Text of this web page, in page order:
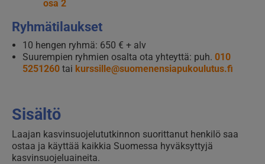
osa 2
Ryhmätilaukset
10 hengen ryhmä: 650 € + alv
Suurempien ryhmien osalta ota yhteyttä: puh. 010
5251260tai kurssille@suomenensiapukoulutus.fi
Sisältö
Laajan kasvinsuojelututkinnon suorittanut henkilö saa
ostaa ja käyttää kaikkia Suomessa hyväksyttyjä
kasvinsuojeluaineita.